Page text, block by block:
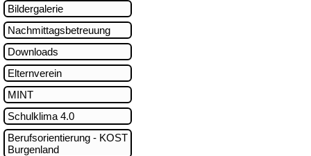
Bildergalerie
Nachmittagsbetreuung
Downloads
Elternverein
MINT
Schulklima 4.0
Berufsorientierung - KOST
Burgenland